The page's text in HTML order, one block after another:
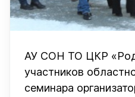
АУ СОН ТО ЦКР
участников
семинара